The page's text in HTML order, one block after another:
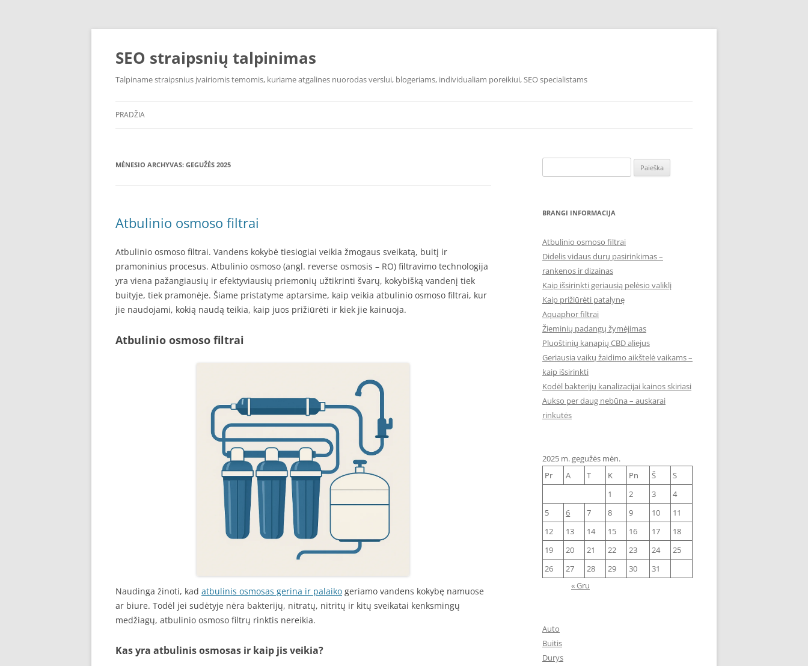
Pereiti
SEO straipsnių talpinimas
Talpiname straipsnius įvairiomis temomis, kuriame atgalines nuorodas verslui, blogeriams, individualiam poreikiui, SEO specialistams
PRADŽIA
MĖNESIO ARCHYVAS: GEGUŽĖS 2025
Atbulinio osmoso filtrai
Atbulinio osmoso filtrai. Vandens kokybė tiesiogiai veikia žmogaus sveikatą, buitį ir
pramoninius procesus. Atbulinio osmoso (angl. reverse osmosis – RO) filtravimo technologija
yra viena pažangiausių ir efektyviausių priemonių užtikrinti švarų, kokybišką vandenį tiek
buityje, tiek pramonėje. Šiame pristatyme aptarsime, kaip veikia atbulinio osmoso filtrai, kur
jie naudojami, kokią naudą teikia, kaip juos prižiūrėti ir kiek jie kainuoja.
Atbulinio osmoso filtrai
Naudinga žinoti, kad atbulinis osmosas gerina ir palaiko geriamo vandens kokybę namuose
ar biure. Todėl jei sudėtyje nėra bakterijų, nitratų, nitritų ir kitų sveikatai kenksmingų
medžiagų, atbulinio osmoso filtrų rinktis nereikia.
Kas yra atbulinis osmosas ir kaip jis veikia?
BRANGI INFORMACIJA
Atbulinio osmoso filtrai
Didelis vidaus durų pasirinkimas –
rankenos ir dizainas
Kaip išsirinkti geriausią pelėsio valiklį
Kaip prižiūrėti patalynę
Aquaphor filtrai
Žieminių padangų žymėjimas
Pluoštinių kanapių CBD aliejus
Geriausia vaikų žaidimo aikštelė vaikams –
kaip išsirinkti
Kodėl bakterijų kanalizacijai kainos skiriasi
Aukso per daug nebūna – auskarai
rinkutės
2025 m. gegužės mėn.
Pr
A T K Pn Š
S
1
2 3
4
5
6 7 8 9 10
11
12
13 14 15 16 17
18
19
20 21 22 23 24
25
26
27 28 29 30
31
« Gru
Auto
Buitis
Durys